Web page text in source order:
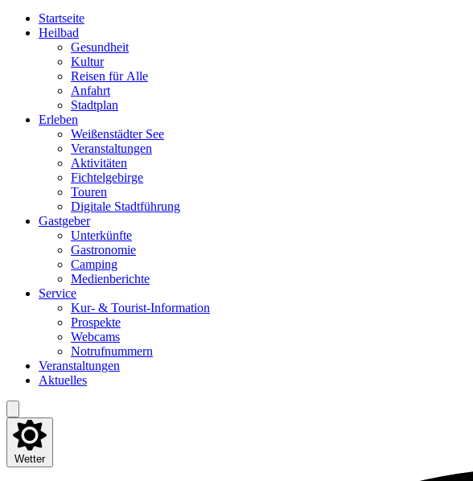
Start­sei­te
Heil­bad
Gesund­heit
Kul­tur
Rei­sen für Alle
Anfahrt
Stadt­plan
Erle­ben
Wei­ßen­städ­ter See
Ver­an­stal­tun­gen
Akti­vi­tä­ten
Fich­tel­ge­bir­ge
Tou­ren
Digi­ta­le Stadtführung
Gast­ge­ber
Unter­künf­te
Gas­tro­no­mie
Cam­ping
Medi­en­be­rich­te
Ser­vice
Kur- & Tourist-Information
Pro­spek­te
Web­cams
Not­ruf­num­mern
Ver­an­stal­tun­gen
Aktu­el­les
Wetter